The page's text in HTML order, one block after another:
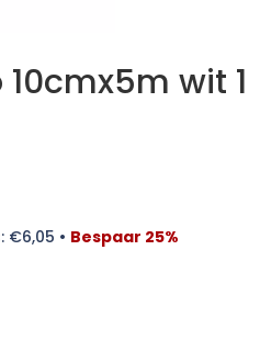
10cmx5m wit 1
€6,05 • Bespaar 25%